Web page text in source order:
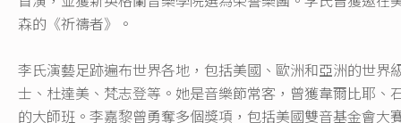
森的《祈禱者》。
李氏演藝足跡遍布世界各地，包括美國、歐洲和亞洲的世
士、杜達美、梵志登等。她是音樂節常客，曾獲韋爾比耶
的大師班。李嘉黎曾勇奪多個獎項，包括美國雙音基金會